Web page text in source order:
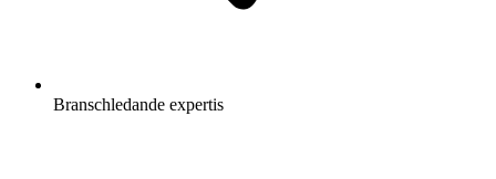
Branschledande expertis